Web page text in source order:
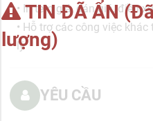
TIN ĐÃ ẨN
lượng)
• In tem giá, dán giá, điều
• Hỗ trợ các công việc
lý
YÊU CẦU